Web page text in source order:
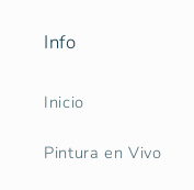
Info
Inicio
Pintura en Vivo